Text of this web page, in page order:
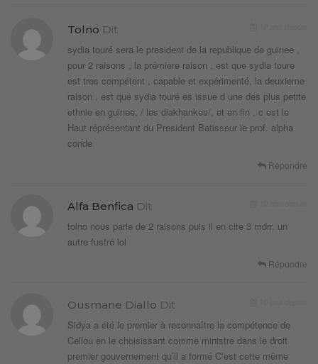
Tolno Dit
sydia touré sera le president de la republique de guinee ,
pour 2 raisons , la prémiere raison , est que sydia toure
est tres compétent , capable et expérimenté, la deuxieme
raison , est que sydia touré es issue d une des plus petite
ethnie en guinee, / les diakhankes/, et en fin , c est le
Haut réprésentant du President Batisseur le prof. alpha
conde
Répondre
Alfa Benfica Dit
tolno nous parle de 2 raisons puis il en cite 3 mdrr. un
autre fustré lol
Répondre
Ousmane Diallo Dit
Sidya a été le premier à reconnaître la compétence de
Cellou en le choisissant comme ministre dans le droit
premier gouvernement qu’il a formé C’est cette même